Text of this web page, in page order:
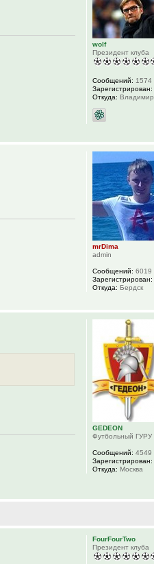
wolf
Президент клуба
Сообщений: 1574
Зарегистрирован:
Откуда: Владимир
mrDima
admin
Сообщений: 6019
Зарегистрирован:
Откуда: Бердск
GEDEON
Футбольный ГУРУ
Сообщений: 4549
Зарегистрирован:
Откуда: Москва
FourFourTwo
Президент клуба